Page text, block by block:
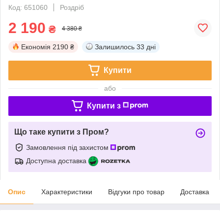
Код: 651060
Роздріб
2 190 ₴ 4 380 ₴
Економія 2190 ₴ Залишилось 33 дні
Купити
або
Купити з
Що таке купити з Пром?
Замовлення під захистом
Доступна доставка
Опис Характеристики Відгуки про товар Доставка